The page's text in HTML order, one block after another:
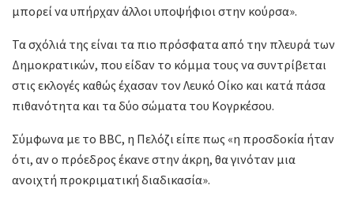
μπορεί να υπήρχαν άλλοι υποψήφιοι στην κούρσα».
Τα σχόλιά της είναι τα πιο πρόσφατα από την πλευρά των
Δημοκρατικών, που είδαν το κόμμα τους να συντρίβεται
στις εκλογές καθώς έχασαν τον Λευκό Οίκο και κατά πάσα
πιθανότητα και τα δύο σώματα του Κογρκέσου.
Σύμφωνα με το BBC, η Πελόζι είπε πως «η προσδοκία ήταν
ότι, αν ο πρόεδρος έκανε στην άκρη, θα γινόταν μια
ανοιχτή προκριματική διαδικασία».